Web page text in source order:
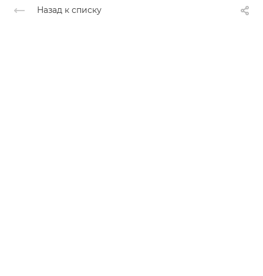
Назад к списку